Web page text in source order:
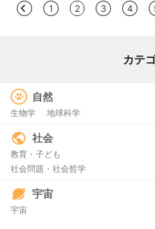
< 1 2 3 4
カテ
自然
生物学 地球科学
社会
教育・子ども
社会問題・社会哲学
宇宙
宇宙